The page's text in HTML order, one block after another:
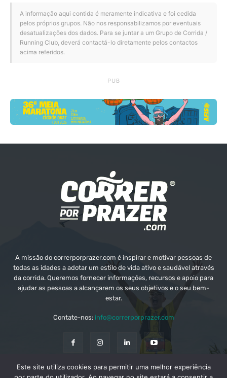
A informação aqui contida é meramente indicativa e foi cedida
pelos próprios grupos. Não nos responsabilizamos por eventuais
desatualizações dos dados. Para se juntar a um Grupo de Corrida /
Running Club, deverá contactá-lo diretamente pelos contactos
acima referidos.
PUB
A missão do correrporprazer.com é inspirar e motivar pessoas de
todas as idades a adotar um estilo de vida ativo e saudável através
da corrida. Queremos fornecer informações, recursos e apoio para
ajudar as pessoas a alcançarem os seus objetivos e o seu bem-
estar.
Contate-nos: info@correrporprazer.com
FICHA TÉCNICA MEDIA KIT PUBLICIDADE
Este site utiliza cookies para permitir uma melhor experiência